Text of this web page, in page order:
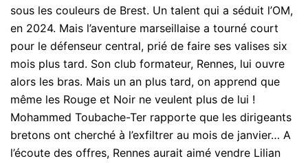
sous les couleurs de Brest. Un talent qui a séduit l’OM,
en 2024. Mais l’aventure marseillaise a tourné court
pour le défenseur central, prié de faire ses valises six
mois plus tard. Son club formateur, Rennes, lui ouvre
alors les bras. Mais un an plus tard, on apprend que
même les Rouge et Noir ne veulent plus de lui !
Mohammed Toubache-Ter rapporte que les dirigeants
bretons ont cherché à l’exfiltrer au mois de janvier… A
l’écoute des offres, Rennes aurait aimé vendre Lilian